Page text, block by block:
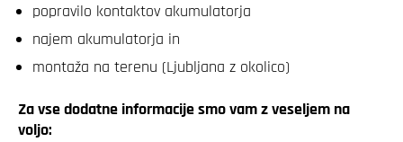
popravilo kontaktov akumulatorja
najem akumulatorja in
montaža na terenu (Ljubljana z okolico)
Za vse dodatne informacije smo vam z veseljem na
voljo: